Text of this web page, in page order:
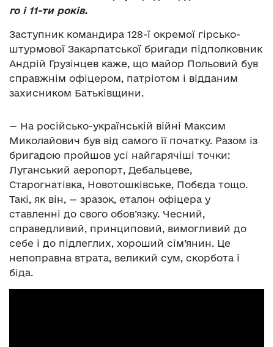
го і 11-ти років.
Заступник командира 128-ї окремої гірсько-
штурмової Закарпатської бригади підполковник
Андрій Грузінцев каже, що майор Польовий був
справжнім офіцером, патріотом і відданим
захисником Батьківщини.
— На російсько-українській війні Максим
Миколайович був від самого її початку. Разом із
бригадою пройшов усі найгарячіші точки:
Луганський аеропорт, Дебальцеве,
Старогнатівка, Новотошківське, Побєда тощо.
Такі, як він, — зразок, еталон офіцера у
ставленні до свого обов’язку. Чесний,
справедливий, принциповий, вимогливий до
себе і до підлеглих, хороший сім’янин. Це
непоправна втрата, великий сум, скорбота і
біда.